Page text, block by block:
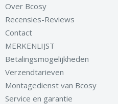
Over Bcosy
Recensies-Reviews
Contact
MERKENLIJST
Betalingsmogelijkheden
Verzendtarieven
Montagedienst van Bcosy
Service en garantie